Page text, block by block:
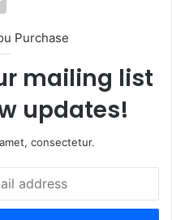
Purchase
mailing list
updates!
consectetur.